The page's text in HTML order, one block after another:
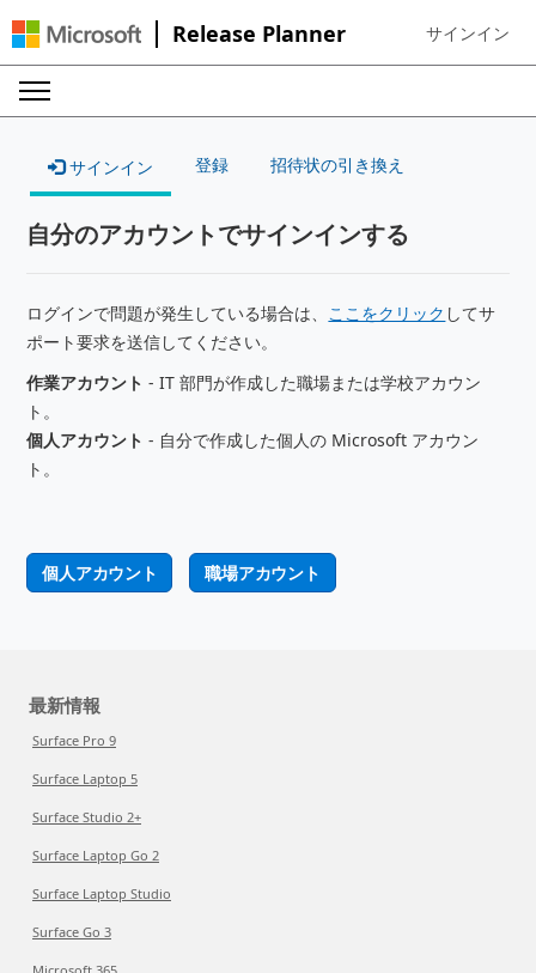
Release Planner Sign in to
サインイン
サインイン 登録 招待状の引き換え
自分のアカウントでサインインする
ログインで問題が発生している場合は、 ここをクリック してサ
ポート要求を送信してください。
作業アカウント - IT 部門が作成した職場または学校アカウン
ト。
個人アカウント - 自分で作成した個人の Microsoft アカウン
ト。
個人アカウント 職場アカウント
最新情報
Surface Pro 9
Surface Laptop 5
Surface Studio 2+
Surface Laptop Go 2
Surface Laptop Studio
Surface Go 3